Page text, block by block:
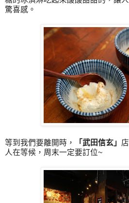
驚喜感。
等到我們要離開時， 「武田信玄 」
人在等候，周末一定要訂位~